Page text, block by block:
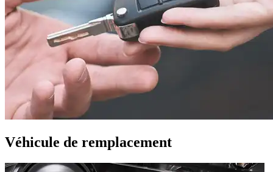
Véhicule de remplacement